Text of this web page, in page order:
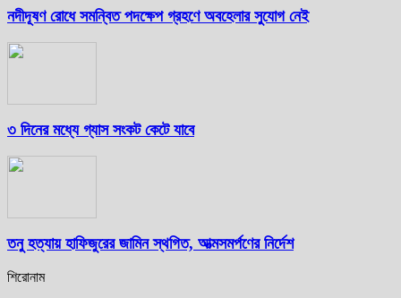
নদীদূষণ রোধে সমন্বিত পদক্ষেপ গ্রহণে অবহেলার সুযোগ নেই
৩ দিনের মধ্যে গ্যাস সংকট কেটে যাবে
তনু হত্যায় হাফিজুরের জামিন স্থগিত, আত্মসমর্পণের নির্দেশ
শিরোনাম